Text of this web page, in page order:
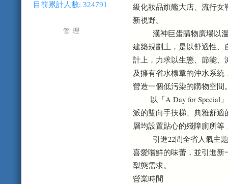
目前累計人數: 324791
管 理
級化妝品旗艦大店、流行
新視野。
漢神巨蛋購物廣場以溫
建築規劃上，是以舒適性
計上，力求以生態、節能、
及擁有省水標章的沖水系
營造一個低污染的購物空間
以「A Day for Special」
派的雙向手扶梯、典雅舒
層均設置貼心的殘障廁所
引進22間全省人氣主題
喜愛嚐鮮的味蕾，並引進
型態需求。
營業時間